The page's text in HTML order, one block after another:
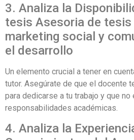
3. Analiza la
tesis Asesoria de tesis
marketing social y
el desarrollo
Un elemento crucial a tener en
tutor. Asegúrate de que el docente
para dedicarse a tu trabajo y que
responsabilidades académicas.
4. Analiza la